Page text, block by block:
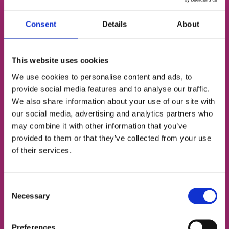
Consent Details About
This website uses cookies
We use cookies to personalise content and ads, to
provide social media features and to analyse our traffic.
We also share information about your use of our site with
our social media, advertising and analytics partners who
may combine it with other information that you’ve
provided to them or that they’ve collected from your use
of their services.
Selection
Necessary
Preferences
Безкоштовний пробний
Визначимо твій рівень
Підберемо відповідний тип занять
Познайомимо з твоїм майбутнім френд-
тічером